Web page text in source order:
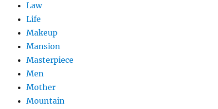
Law
Life
Makeup
Mansion
Masterpiece
Men
Mother
Mountain